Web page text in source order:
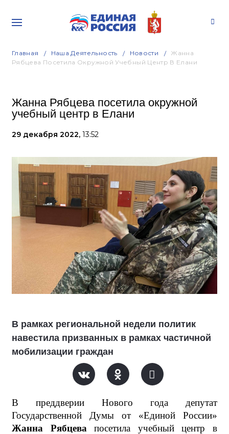
Главная Наша Деятельность Новости
Жанна
Рябцева Посетила Окружной Учебный Центр В Елани
Жанна Рябцева посетила окружной
учебный центр в Елани
29 декабря 2022, 13:52
В рамках региональной недели политик
навестила призванных в рамках частичной
мобилизации граждан
В преддверии Нового года депутат
Государственной Думы от «Единой России»
Жанна Рябцева посетила учебный центр в